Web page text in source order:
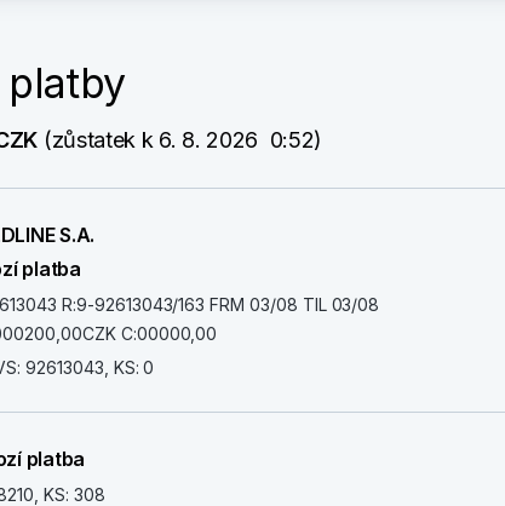
(zůstatek k 6. 8. 2026  0:52)
S.A.
platba
R:9-92613043/163 FRM 03/08 TIL 03/08
C:00000,00
92613043, KS: 0
platba
KS: 308